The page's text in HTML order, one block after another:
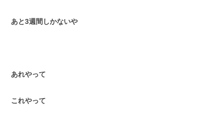
あと3週間しかないや
あれやって
これやって